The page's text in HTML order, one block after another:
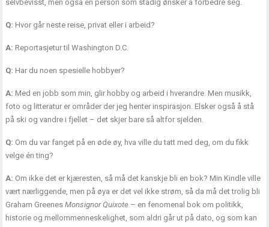
selvbevisst, men også en person som stadig ønsker å forbedre seg.
Q: Hvor går neste reise, privat eller i arbeid?
A: Reportasjetur til Washington D.C.
Q: Har du noen spesielle hobbyer?
A: Med en jobb som min, glir hobby og arbeid i hverandre. Men musikk,
foto og litteratur er områder der jeg henter inspirasjon. Elsker også å stå
på ski og vandre i fjellet – det skjer bare så altfor sjelden.
Q: Om du var fanget på en øde øy, hva ville du tatt med deg, om du fikk
velge én ting?
A: Om ikke det er kjæresten, så må det kanskje bli en bok? Min Kindle ville
vært nærliggende, men på øya er det vel ikke strøm, så da må det trolig bli
Graham GreenesMonsignor Quixote – en fenomenal bok om politikk,
historie og mellommenneskelighet, som aldri går ut på dato, og som kan